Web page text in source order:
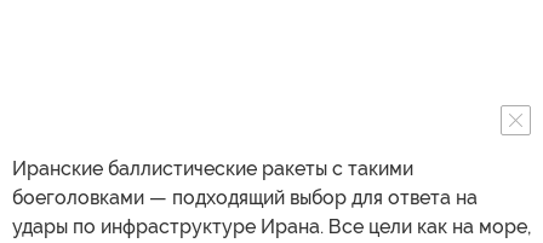
Иранские баллистические ракеты с такими
боеголовками — подходящий выбор для ответа на
удары по инфраструктуре Ирана. Все цели как на море,